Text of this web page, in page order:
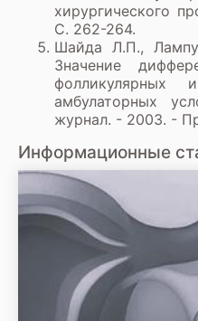
хирургического
С. 262-264.
Шайда Л.П.,
Значение
амбулаторных
журнал. - 2003. -
Информационные